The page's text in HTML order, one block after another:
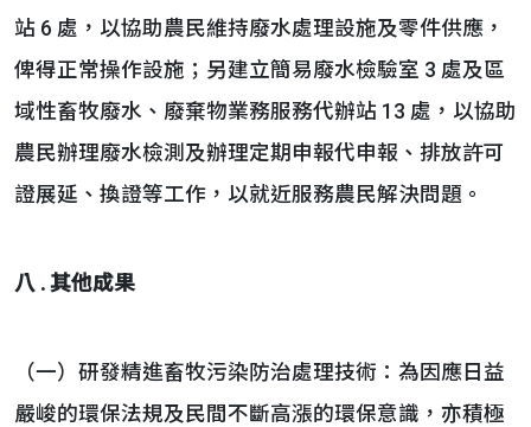
站 6 處，以協助農民維持廢水處理設施及零件供應，
俾得正常操作設施；另建立簡易廢水檢驗室 3 處及區
域性畜牧廢水、廢棄物業務服務代辦站 13 處，以協助
農民辦理廢水檢測及辦理定期申報代申報、排放許可
證展延、換證等工作，以就近服務農民解決問題。
八 . 其他成果
（一）研發精進畜牧污染防治處理技術：為因應日益
嚴峻的環保法規及民間不斷高漲的環保意識，亦積極